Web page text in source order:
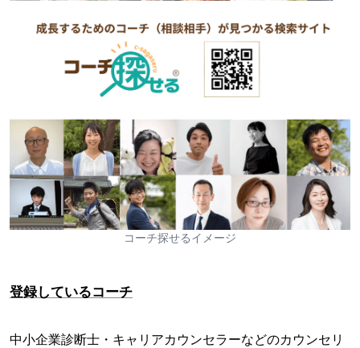
コーチ探せるイメージ
登録しているコーチ
中小企業診断士・キャリアカウンセラーなどのカウンセリ